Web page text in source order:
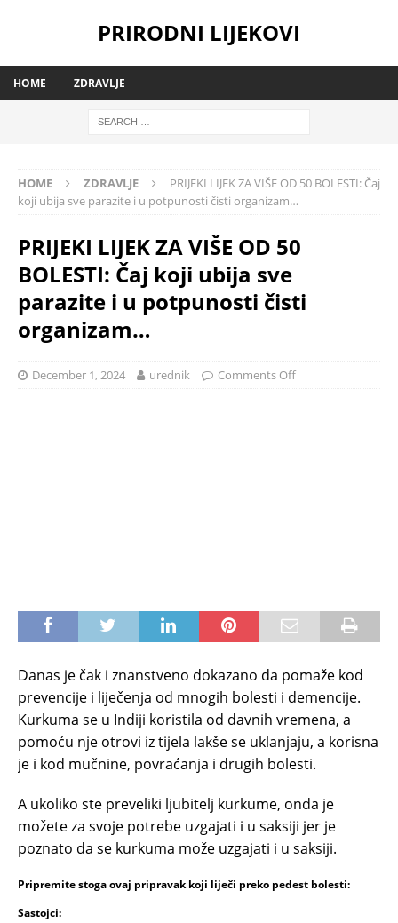
PRIRODNI LIJEKOVI
HOME ZDRAVLJE
HOME ZDRAVLJE
PRIJEKI LIJEK ZA VIŠE OD 50 BOLESTI: Čaj
koji ubija sve parazite i u potpunosti čisti organizam…
PRIJEKI LIJEK ZA VIŠE OD 50
BOLESTI: Čaj koji ubija sve
parazite i u potpunosti čisti
organizam…
December 1, 2024 urednik Comments Off
Danas je čak i znanstveno dokazano da pomaže kod
prevencije i liječenja od mnogih bolesti i demencije.
Kurkuma se u Indiji koristila od davnih vremena, a
pomoću nje otrovi iz tijela lakše se uklanjaju, a korisna
je i kod mučnine, povraćanja i drugih bolesti.
A ukoliko ste preveliki ljubitelj kurkume, onda je
možete za svoje potrebe uzgajati i u saksiji jer je
poznato da se kurkuma može uzgajati i u saksiji.
Pripremite stoga ovaj pripravak koji liječi preko pedest bolesti:
Sastojci: